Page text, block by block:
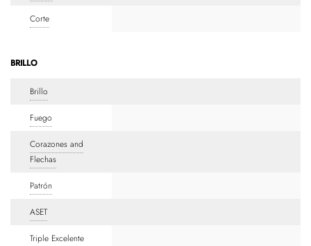
Corte
BRILLO
Brillo
Fuego
Corazones and
Flechas
Patrón
ASET
Triple Excelente